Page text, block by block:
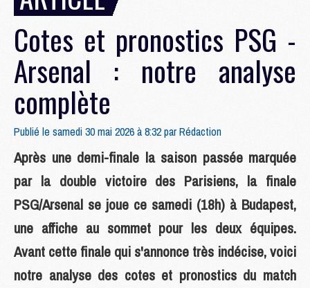
Cotes et pronostics PSG -
Arsenal : notre analyse
complète
Publié le samedi 30 mai 2026 à 8:32 parRédaction
Après une demi-finale la saison passée marquée
par la double victoire des Parisiens, la finale
PSG/Arsenal se joue ce samedi (18h) à Budapest,
une affiche au sommet pour les deux équipes.
Avant cette finale qui s'annonce très indécise, voici
notre analyse des cotes et pronostics du match